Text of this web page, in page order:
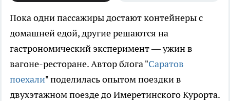
Пока одни пассажиры достают контейнеры с
домашней едой, другие решаются на
гастрономический эксперимент — ужин в
вагоне-ресторане. Автор блога "Саратов
поехали" поделилась опытом поездки в
двухэтажном поезде до Имеретинского Курорта.